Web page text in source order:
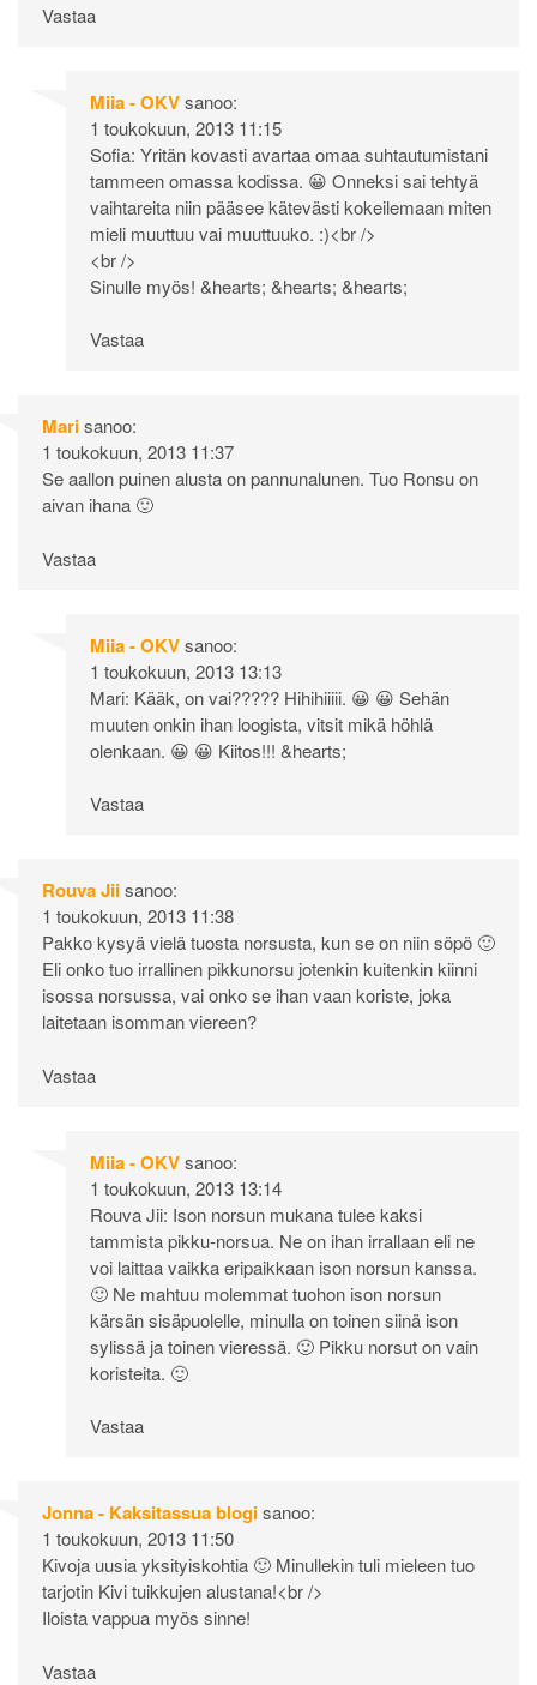
Vastaa
Miia - OKVsanoo:
1 toukokuun, 2013 11:15
Sofia: Yritän kovasti avartaa omaa suhtautumistani
tammeen omassa kodissa. 😀 Onneksi sai tehtyä
vaihtareita niin pääsee kätevästi kokeilemaan miten
mieli muuttuu vai muuttuuko. :)<br />
<br />
Sinulle myös! &hearts; &hearts; &hearts;
Vastaa
Marisanoo:
1 toukokuun, 2013 11:37
Se aallon puinen alusta on pannunalunen. Tuo Ronsu on
aivan ihana 🙂
Vastaa
Miia - OKVsanoo:
1 toukokuun, 2013 13:13
Mari: Kääk, on vai????? Hihihiiiii. 😀 😀 Sehän
muuten onkin ihan loogista, vitsit mikä höhlä
olenkaan. 😀 😀 Kiitos!!! &hearts;
Vastaa
Rouva Jiisanoo:
1 toukokuun, 2013 11:38
Pakko kysyä vielä tuosta norsusta, kun se on niin söpö 🙂
Eli onko tuo irrallinen pikkunorsu jotenkin kuitenkin kiinni
isossa norsussa, vai onko se ihan vaan koriste, joka
laitetaan isomman viereen?
Vastaa
Miia - OKVsanoo:
1 toukokuun, 2013 13:14
Rouva Jii: Ison norsun mukana tulee kaksi
tammista pikku-norsua. Ne on ihan irrallaan eli ne
voi laittaa vaikka eripaikkaan ison norsun kanssa.
🙂 Ne mahtuu molemmat tuohon ison norsun
kärsän sisäpuolelle, minulla on toinen siinä ison
sylissä ja toinen vieressä. 🙂 Pikku norsut on vain
koristeita. 🙂
Vastaa
Jonna - Kaksitassua blogisanoo:
1 toukokuun, 2013 11:50
Kivoja uusia yksityiskohtia 🙂 Minullekin tuli mieleen tuo
tarjotin Kivi tuikkujen alustana!<br />
Iloista vappua myös sinne!
Vastaa